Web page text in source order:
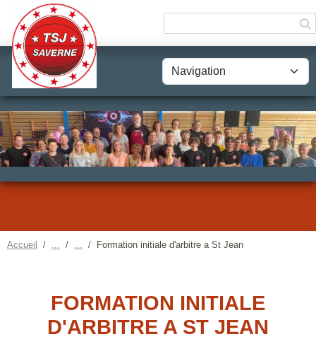
Accueil Formation initiale d'arbitre a St Jean
FORMATION INITIALE
D'ARBITRE A ST JEAN
Panneau de gestion des cookies